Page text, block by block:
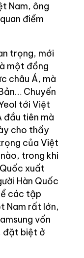
Nam, ông
điểm
trọng, mới
một đồng
châu Á, mà
Chuyến
tới Việt
đầu tiên mà
cho thấy
của Việt
trong khi
xuất
Hàn Quốc
các tập
Nam rất lớn,
vốn
đặt biệt ở